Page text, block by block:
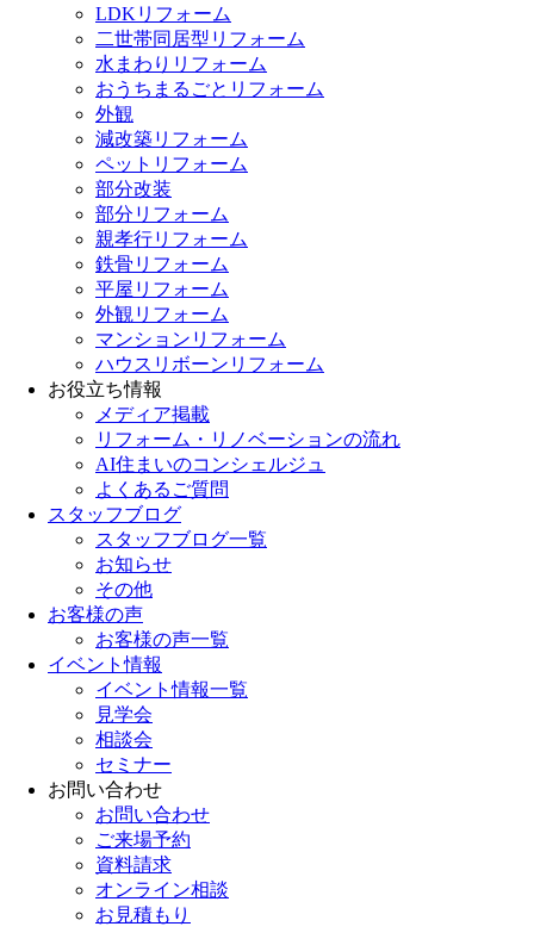
LDKリフォーム
二世帯同居型リフォーム
水まわりリフォーム
おうちまるごとリフォーム
外観
減改築リフォーム
ペットリフォーム
部分改装
部分リフォーム
親孝行リフォーム
鉄骨リフォーム
平屋リフォーム
外観リフォーム
マンションリフォーム
ハウスリボーンリフォーム
お役立ち情報
メディア掲載
リフォーム・リノベーションの流れ
AI住まいのコンシェルジュ
よくあるご質問
スタッフブログ
スタッフブログ一覧
お知らせ
その他
お客様の声
お客様の声一覧
イベント情報
イベント情報一覧
見学会
相談会
セミナー
お問い合わせ
お問い合わせ
ご来場予約
資料請求
オンライン相談
お見積もり